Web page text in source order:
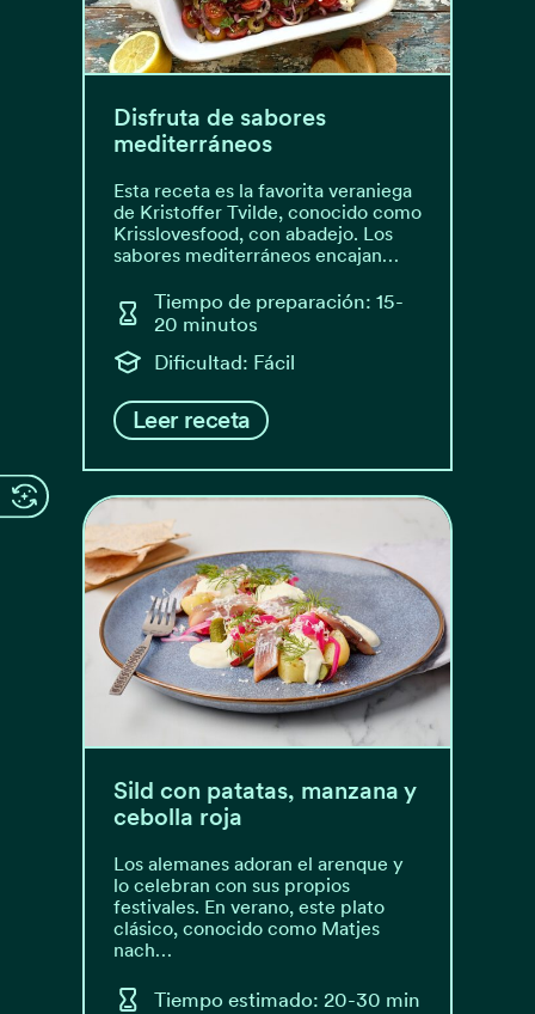
Disfruta de sabores
mediterráneos
Esta receta es la favorita veraniega
de Kristoffer Tvilde, conocido como
Krisslovesfood, con abadejo. Los
sabores mediterráneos encajan…
Tiempo de preparación: 15-
20 minutos
Dificultad: Fácil
Leer receta
Sild con patatas, manzana y
cebolla roja
Los alemanes adoran el arenque y
lo celebran con sus propios
festivales. En verano, este plato
clásico, conocido como Matjes
nach…
Tiempo estimado: 20-30 min